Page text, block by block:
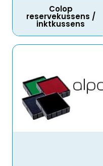
Colop
reservekussens /
inktkussens